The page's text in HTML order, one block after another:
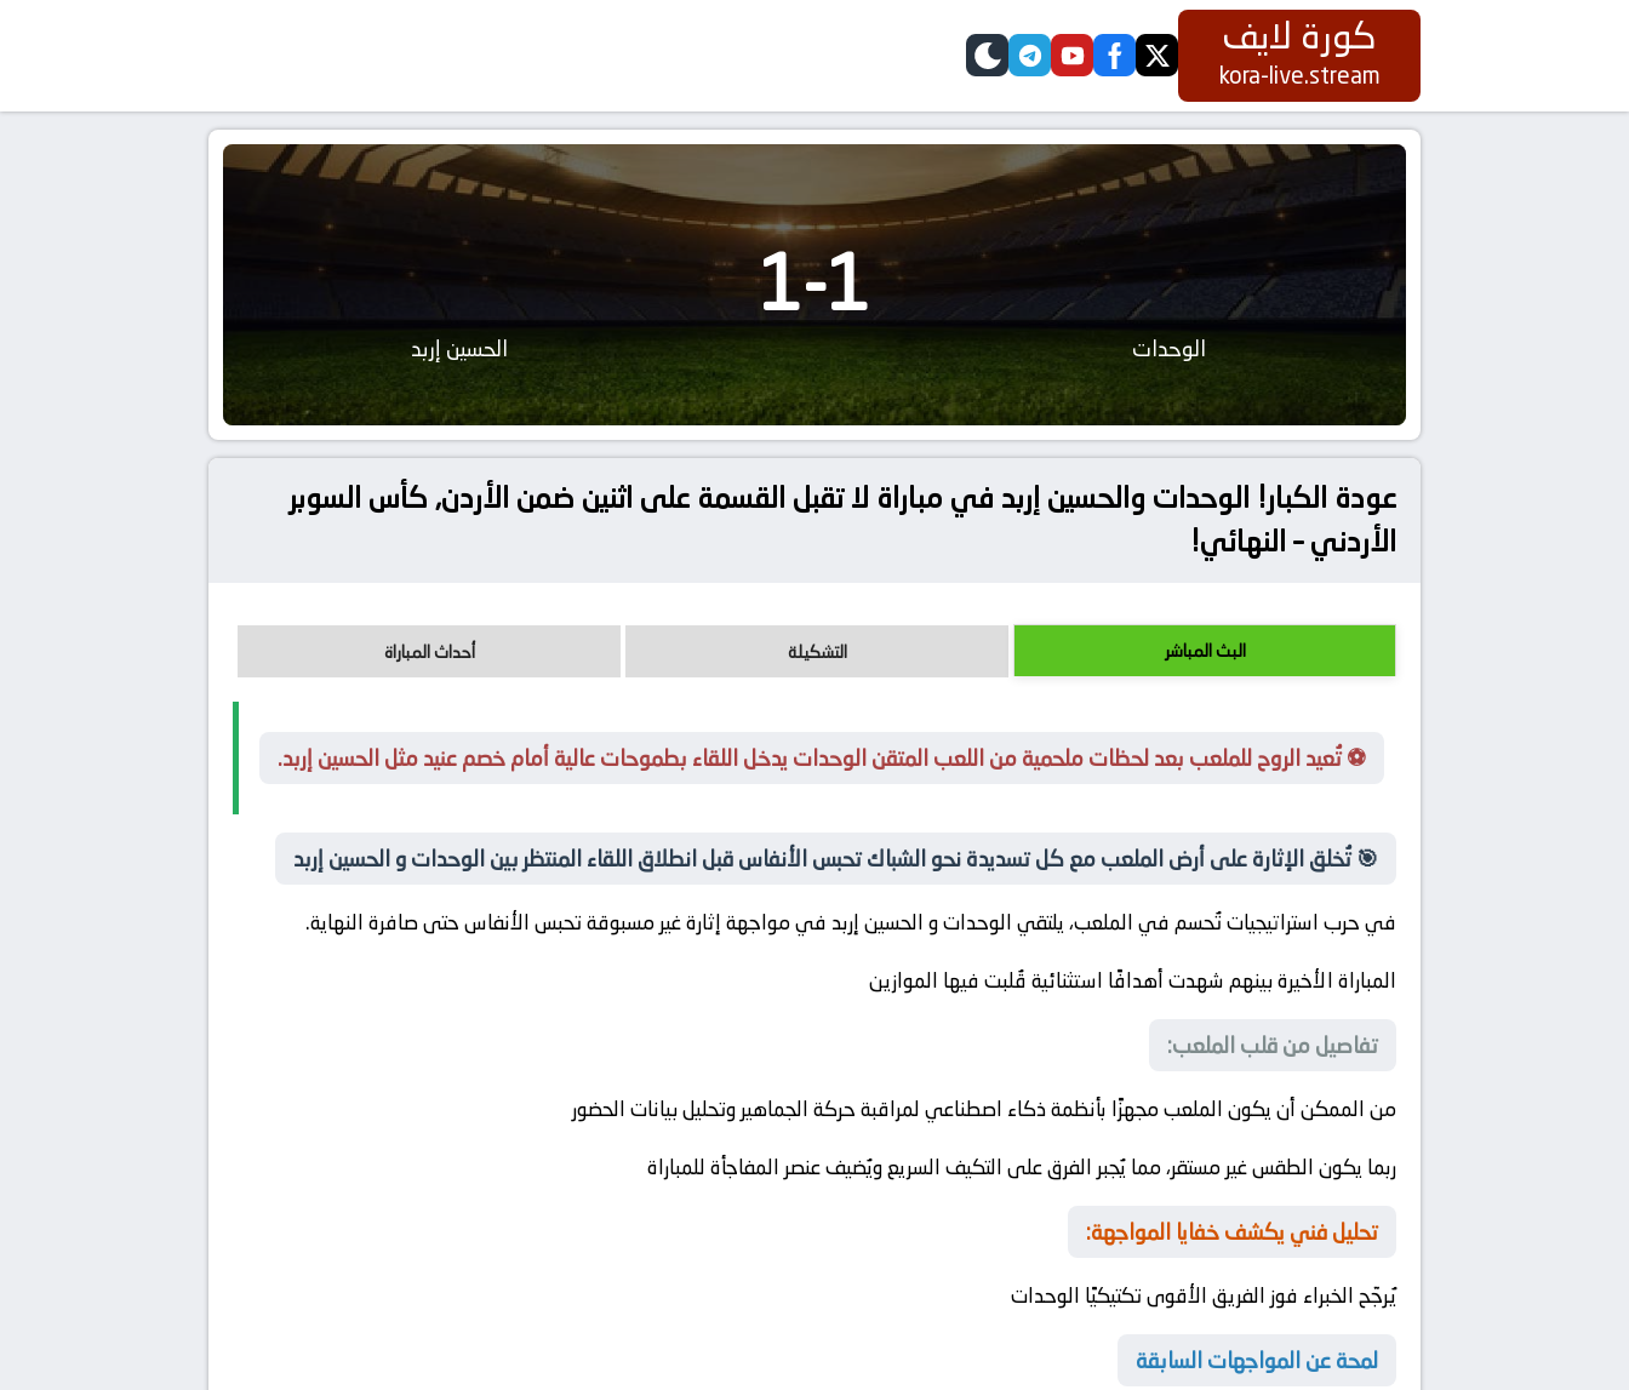
كورة لايف
kora-live.stream
twitter
facebook
youtube
telegram
skin
الوحدات
1
-
1
الحسين إربد
عودة الكبار! الوحدات والحسين إربد في مباراة لا تقبل القسمة على اثنين ضمن الأردن, كأس السوبر
الأردني – النهائي!
البث المباشر التشكيلة أحداث المباراة
⚽ تُعيد الروح للملعب بعد لحظات ملحمية من اللعب المتقن الوحدات يدخل اللقاء بطموحات عالية أمام خصم عنيد مثل الحسين إربد.
🎯 تُخلق الإثارة على أرض الملعب مع كل تسديدة نحو الشباك تحبس الأنفاس قبل انطلاق اللقاء المنتظر بين الوحدات و الحسين إربد
في حرب استراتيجيات تُحسم في الملعب، يلتقيالوحداتوالحسين إربد في مواجهة إثارة غير مسبوقة تحبس الأنفاس حتى صافرة النهاية.
المباراة الأخيرة بينهم شهدت أهدافًا استثنائية قُلبت فيها الموازين
تفاصيل من قلب الملعب:
من الممكن أن يكون الملعب مجهزًا بأنظمة ذكاء اصطناعي لمراقبة حركة الجماهير وتحليل بيانات الحضور
ربما يكون الطقس غير مستقر، مما يُجبر الفرق على التكيف السريع ويُضيف عنصر المفاجأة للمباراة
تحليل فني يكشف خفايا المواجهة:
يُرجّح الخبراء فوز الفريق الأقوى تكتيكيًا الوحدات
لمحة عن المواجهات السابقة